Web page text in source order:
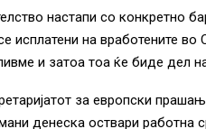
настапи со конкретно
исплатени на вработените во
и затоа тоа ќе биде дел на
за европски
денеска оствари работна